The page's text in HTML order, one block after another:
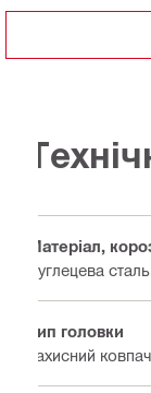
Матеріал,
Вуглецева
Тип головки
Захисний